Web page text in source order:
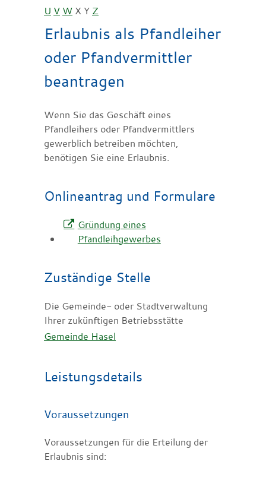
U V W X Y Z
Erlaubnis als Pfandleiher
oder Pfandvermittler
beantragen
Wenn Sie das Geschäft eines
Pfandleihers oder Pfandvermittlers
gewerblich betreiben möchten,
benötigen Sie eine Erlaubnis.
Onlineantrag und Formulare
Gründung eines
Pfandleihgewerbes
Zuständige Stelle
Die Gemeinde- oder Stadtverwaltung
Ihrer zukünftigen Betriebsstätte
Gemeinde Hasel
Leistungsdetails
Voraussetzungen
Voraussetzungen für die Erteilung der
Erlaubnis sind: